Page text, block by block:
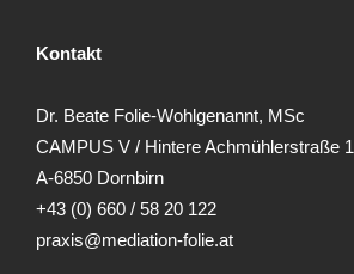
Kontakt
Dr. Beate Folie-Wohlgenannt, MSc
CAMPUS V / Hintere Achmühlerstraße 1
A-6850 Dornbirn
+43 (0) 660 / 58 20 122
praxis@mediation-folie.at